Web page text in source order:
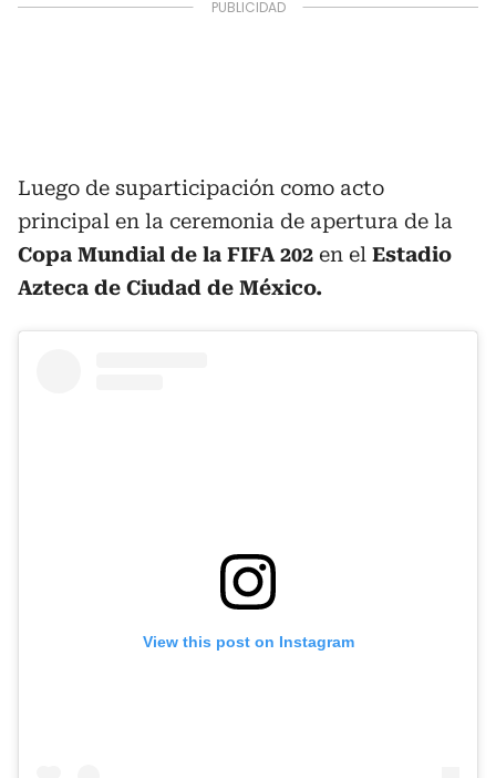
Luego de suparticipación como acto
principal en la ceremonia de apertura de la
Copa Mundial de la FIFA 202 en el Estadio
Azteca de Ciudad de México.
View this post on Instagram